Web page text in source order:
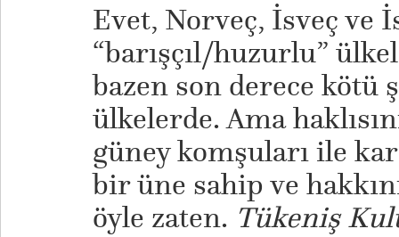
Evet, Norveç, İsveç ve
“barışçıl/huzurlu”
bazen son derece kötü
ülkelerde. Ama
güney komşuları ile
bir üne sahip ve
öyle zaten. Tükeniş